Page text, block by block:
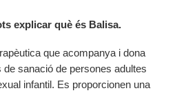
explicar què és Balisa.
que acompanya i dona
sanació de persones adultes
infantil. Es proporcionen una